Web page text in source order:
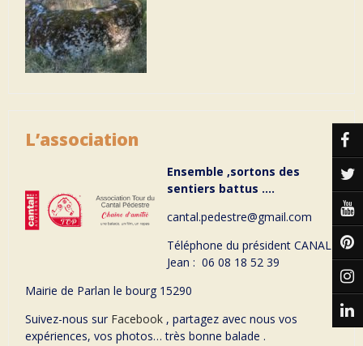
L’association
Ensemble ,sortons des
sentiers battus ….
cantal.pedestre@gmail.com
Téléphone du président CANAL
Jean : 06 08 18 52 39
Mairie de Parlan le bourg 15290
Suivez-nous sur Facebook , partagez avec nous vos
expériences, vos photos… très bonne balade .